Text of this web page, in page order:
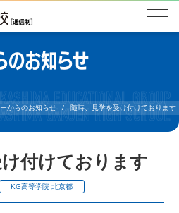
のお知らせ
からのお知らせ 随時、見学を受け付けております
付けております
KG高等学院 北京都